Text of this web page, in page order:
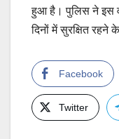
हुआ है। पुलिस ने इस
दिनों में सुरक्षित रहने
Facebook
Twitter